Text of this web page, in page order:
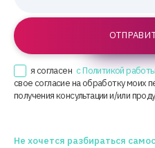
я согласен с Политикой
свое согласие на обработку моих
получения консультации и/или
Не хочется разбираться